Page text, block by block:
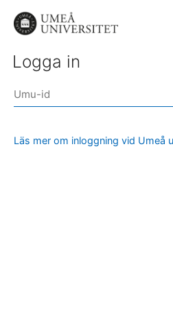
Logga in
Läs mer om inloggning vid Umeå